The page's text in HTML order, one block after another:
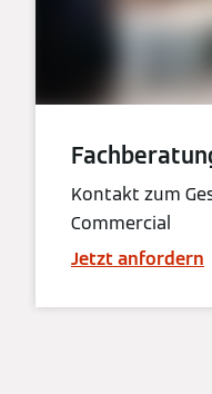
Kontakt zum
Commercial
Jetzt anfordern